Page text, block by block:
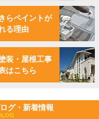
らペイントが
る理由
装・屋根工事
はこちら
グ・新着情報